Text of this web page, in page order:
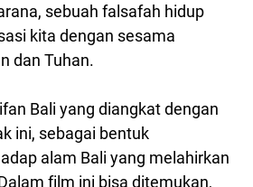
sebuah falsafah hidup
kita dengan sesama
dan Tuhan.
Bali yang diangkat dengan
ini, sebagai bentuk
alam Bali yang melahirkan
film ini bisa ditemukan,